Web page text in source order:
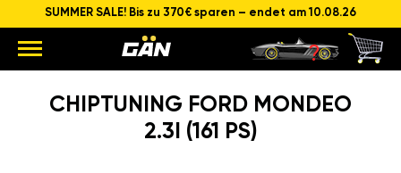
SUMMER SALE! Bis zu 370€ sparen – endet am 10.08.26
CHIPTUNING FORD MONDEO
2.3I (161 PS)